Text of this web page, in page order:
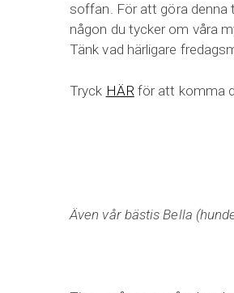
soffan. För att göra denna
någon du tycker om våra
Tänk vad härligare
Tryck HÄR för att komma
Även vår bästis Bella